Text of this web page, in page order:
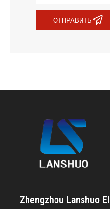
ОТПРАВИТЬ
Zhengzhou Lanshuo